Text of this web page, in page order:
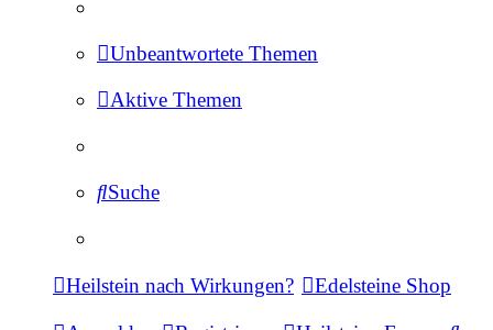
Unbeantwortete Themen
Aktive Themen
Suche
Heilstein nach Wirkungen? Edelsteine Shop